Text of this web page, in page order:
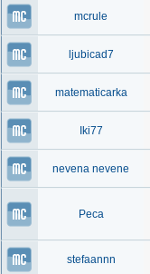
mcrule
ljubicad7
matematicarka
Iki77
nevena nevene
Peca
stefaannn